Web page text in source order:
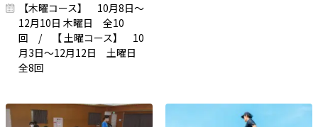
【木曜コース】 10月8日～
12月10日 木曜日 全10
回 / 【 土曜コース】 10
月3日～12月12日 土曜日
全8回